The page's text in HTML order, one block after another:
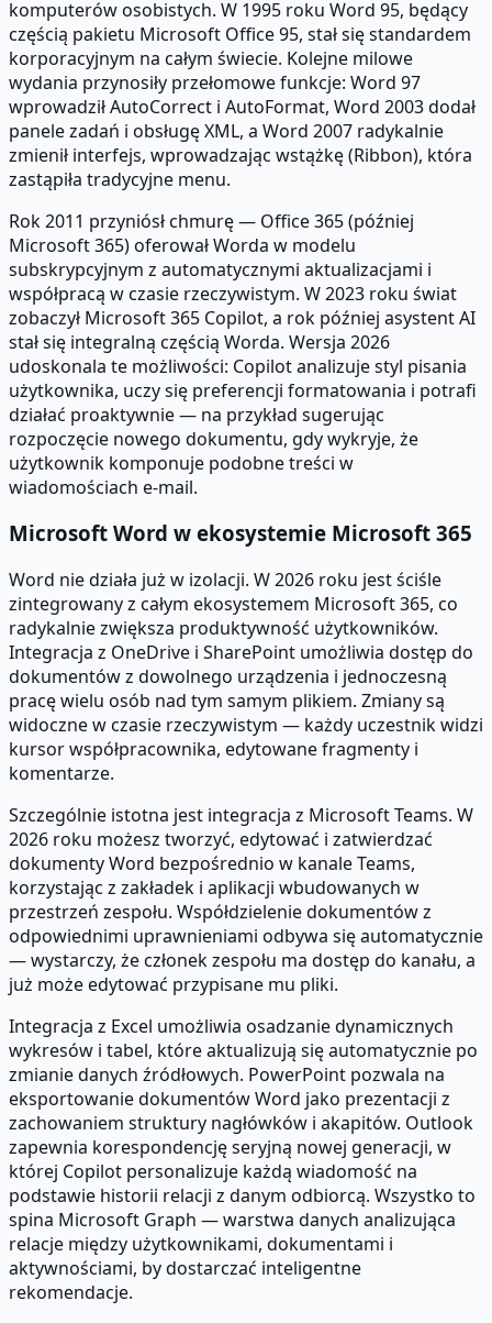
komputerów osobistych. W 1995 roku Word 95, będący
częścią pakietu Microsoft Office 95, stał się standardem
korporacyjnym na całym świecie. Kolejne milowe
wydania przynosiły przełomowe funkcje: Word 97
wprowadził AutoCorrect i AutoFormat, Word 2003 dodał
panele zadań i obsługę XML, a Word 2007 radykalnie
zmienił interfejs, wprowadzając wstążkę (Ribbon), która
zastąpiła tradycyjne menu.
Rok 2011 przyniósł chmurę — Office 365 (później
Microsoft 365) oferował Worda w modelu
subskrypcyjnym z automatycznymi aktualizacjami i
współpracą w czasie rzeczywistym. W 2023 roku świat
zobaczył Microsoft 365 Copilot, a rok później asystent AI
stał się integralną częścią Worda. Wersja 2026
udoskonala te możliwości: Copilot analizuje styl pisania
użytkownika, uczy się preferencji formatowania i potrafi
działać proaktywnie — na przykład sugerując
rozpoczęcie nowego dokumentu, gdy wykryje, że
użytkownik komponuje podobne treści w
wiadomościach e-mail.
Microsoft Word w ekosystemie Microsoft 365
Word nie działa już w izolacji. W 2026 roku jest ściśle
zintegrowany z całym ekosystemem Microsoft 365, co
radykalnie zwiększa produktywność użytkowników.
Integracja z OneDrive i SharePoint umożliwia dostęp do
dokumentów z dowolnego urządzenia i jednoczesną
pracę wielu osób nad tym samym plikiem. Zmiany są
widoczne w czasie rzeczywistym — każdy uczestnik widzi
kursor współpracownika, edytowane fragmenty i
komentarze.
Szczególnie istotna jest integracja z Microsoft Teams. W
2026 roku możesz tworzyć, edytować i zatwierdzać
dokumenty Word bezpośrednio w kanale Teams,
korzystając z zakładek i aplikacji wbudowanych w
przestrzeń zespołu. Współdzielenie dokumentów z
odpowiednimi uprawnieniami odbywa się automatycznie
— wystarczy, że członek zespołu ma dostęp do kanału, a
już może edytować przypisane mu pliki.
Integracja z Excel umożliwia osadzanie dynamicznych
wykresów i tabel, które aktualizują się automatycznie po
zmianie danych źródłowych. PowerPoint pozwala na
eksportowanie dokumentów Word jako prezentacji z
zachowaniem struktury nagłówków i akapitów. Outlook
zapewnia korespondencję seryjną nowej generacji, w
której Copilot personalizuje każdą wiadomość na
podstawie historii relacji z danym odbiorcą. Wszystko to
spina Microsoft Graph — warstwa danych analizująca
relacje między użytkownikami, dokumentami i
aktywnościami, by dostarczać inteligentne
rekomendacje.